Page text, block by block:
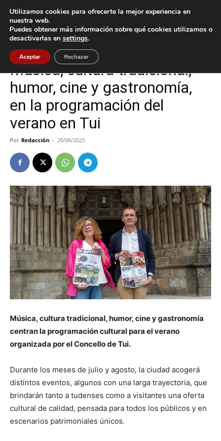
Inicio Cultura / Ocio
Cultura / Ocio Tui
Música, cultura tradicional,
humor, cine y gastronomía,
en la programación del
verano en Tui
Por Redacción - 20/06/2025
Música, cultura tradicional, humor, cine y gastronomía
centran la programación cultural para el verano
organizada por el Concello de Tui.
Durante los meses de julio y agosto, la ciudad acogerá
distintos eventos, algunos con una larga trayectoria, que
brindarán tanto a tudenses como a visitantes una oferta
cultural de calidad, pensada para todos los públicos y en
escenarios patrimoniales únicos.
Utilizamos cookies para ofrecerte la mejor experiencia en
nuestra web.
Puedes obtener más información sobre qué cookies utilizamos o
desactivarlas en settings.
Aceptar Rechazar